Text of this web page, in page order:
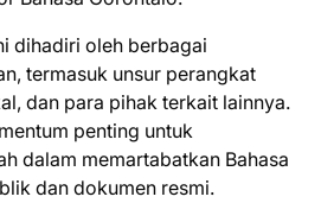
dihadiri oleh berbagai
termasuk unsur perangkat
dan para pihak terkait lainnya.
penting untuk
dalam memartabatkan Bahasa
dan dokumen resmi.